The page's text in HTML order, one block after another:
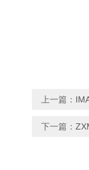
上一篇：
下一篇：